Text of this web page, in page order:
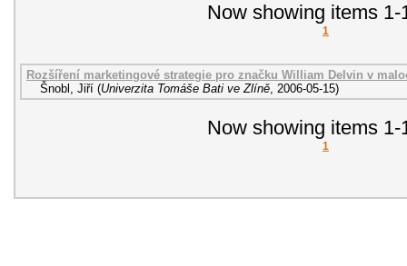
Now showing items 1-
1
Rozšíření marketingové strategie pro značku William Delvin v
Šnobl, Jiří (Univerzita Tomáše Bati ve Zlíně 2006-05-15)
Now showing items 1-
1